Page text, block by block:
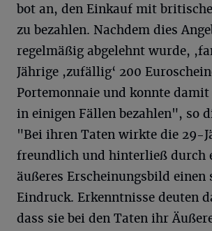
bot an, den Einkauf mit
zu bezahlen. Nachdem dies
regelmäßig abgelehnt wurde,
Jährige ,zufällig‘ 200
Portemonnaie und konnte
in einigen Fällen bezahlen", so
"Bei ihren Taten wirkte die 29-
freundlich und hinterließ durch
äußeres Erscheinungsbild einen
Eindruck. Erkenntnisse deuten
dass sie bei den Taten ihr